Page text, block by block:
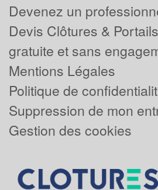
Devenez un
Devis Clôtures &
gratuite et sans
Mentions Légales
Politique de
Suppression de mon
Gestion des cookies